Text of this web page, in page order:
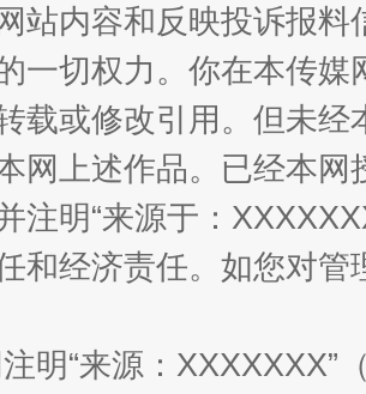
球赛在茂县开幕
站内容和反映投诉报
一切权力。你在本传
载或修改引用。但未
网上述作品。已经本
注明“来源于：
和经济责任。如您对
明“来源：